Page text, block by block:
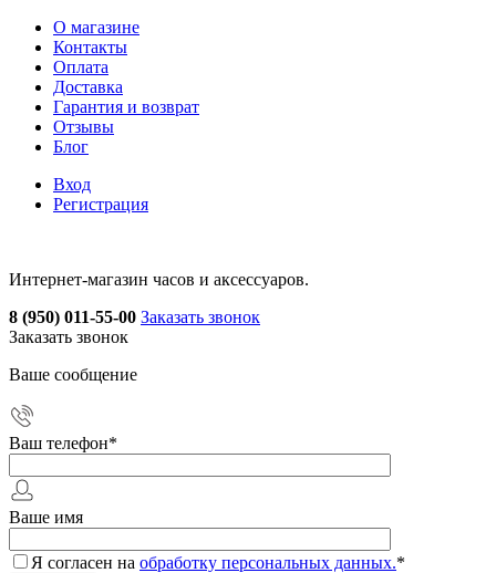
О магазине
Контакты
Оплата
Доставка
Гарантия и возврат
Отзывы
Блог
Вход
Регистрация
Интернет-магазин часов и аксессуаров.
8 (950) 011-55-00 Заказать звонок
Заказать звонок
Ваше сообщение
Ваш телефон*
Ваше имя
Я согласен на обработку персональных данных.*